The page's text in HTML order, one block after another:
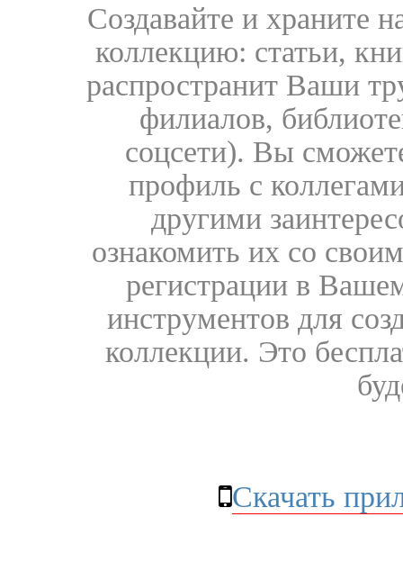
Создавайте и храните
коллекцию: статьи,
распространит Ваши
филиалов,
соцсети). Вы
профиль с
другими
ознакомить их со
регистрации в
инструментов для
коллекции. Это
Скачать